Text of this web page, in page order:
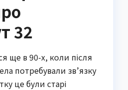
32
ще в 90-х, коли після
потребували зв’язку
це були старі